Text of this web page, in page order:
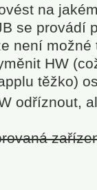
na
se provádí
není možné
HW
těžko)
odříznout,